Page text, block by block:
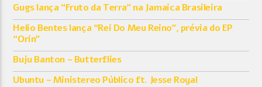
Gugs lança “Fruto da Terra” na Jamaica Brasileira
Helio Bentes lança “Rei Do Meu Reino”, prévia do EP
“Orin”
Buju Banton – Butterflies
Ubuntu – Ministereo Público ft. Jesse Royal